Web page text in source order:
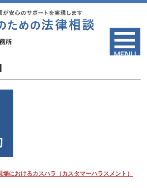
場におけるカスハラ（カスタマーハラスメント）